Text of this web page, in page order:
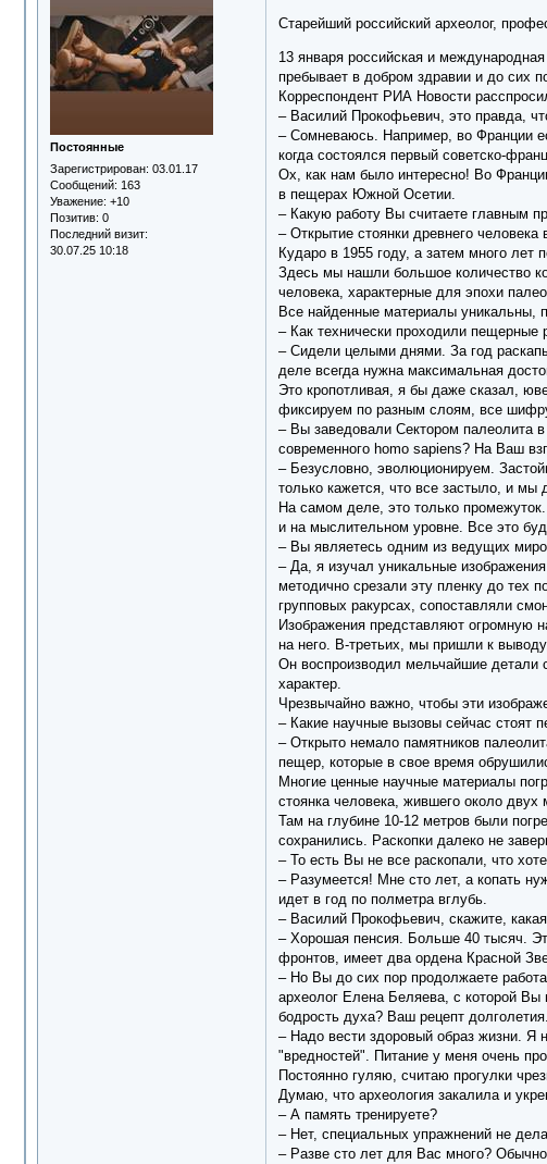
Постоянные
Зарегистрирован: 03.01.17
Сообщений: 163
Уважение: +10
Позитив: 0
Последний визит:
30.07.25 10:18
Старейший российский археолог,
13 января российская и
пребывает в добром здравии и до сих
Корреспондент РИА Новости
‒ Василий Прокофьевич, это правда,
‒ Сомневаюсь. Например, во Франции
когда состоялся первый советско-
Ох, как нам было интересно! Во
в пещерах Южной Осетии.
‒ Какую работу Вы считаете главным
‒ Открытие стоянки древнего
Кударо в 1955 году, а затем много лет
Здесь мы нашли большое количество
человека, характерные для эпохи
Все найденные материалы уникальны,
‒ Как технически проходили пещерные
‒ Сидели целыми днями. За год
деле всегда нужна максимальная
Это кропотливая, я бы даже сказал,
фиксируем по разным слоям, все
‒ Вы заведовали Сектором палеолита
современного homo sapiens? На Ваш
‒ Безусловно, эволюционируем.
только кажется, что все застыло, и мы
На самом деле, это только
и на мыслительном уровне. Все это
‒ Вы являетесь одним из ведущих
‒ Да, я изучал уникальные
методично срезали эту пленку до тех
групповых ракурсах, сопоставляли
Изображения представляют огромную
на него. В-третьих, мы пришли к
Он воспроизводил мельчайшие детали
характер.
Чрезвычайно важно, чтобы эти
‒ Какие научные вызовы сейчас стоят
‒ Открыто немало памятников
пещер, которые в свое время
Многие ценные научные материалы
стоянка человека, жившего около
Там на глубине 10-12 метров были
сохранились. Раскопки далеко не
‒ То есть Вы не все раскопали, что
‒ Разумеется! Мне сто лет, а копать
идет в год по полметра вглубь.
‒ Василий Прокофьевич, скажите,
‒ Хорошая пенсия. Больше 40 тысяч.
фронтов, имеет два ордена Красной
‒ Но Вы до сих пор продолжаете
археолог Елена Беляева, с которой Вы
бодрость духа? Ваш рецепт долголетия.
‒ Надо вести здоровый образ жизни.
"вредностей". Питание у меня очень
Постоянно гуляю, считаю прогулки
Думаю, что археология закалила и
‒ А память тренируете?
‒ Нет, специальных упражнений не
‒ Разве сто лет для Вас много?